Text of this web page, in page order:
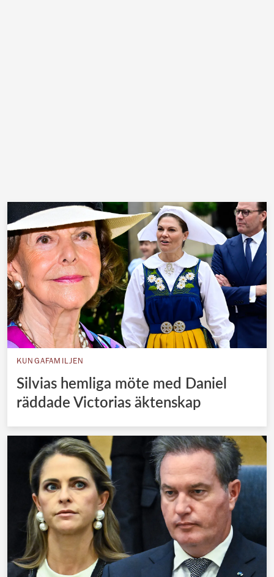
KUNGAFAMILJEN
Silvias hemliga möte med Daniel
räddade Victorias äktenskap